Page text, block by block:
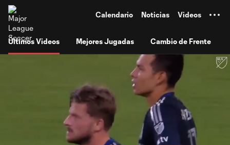
Calendario Noticias Videos
Últimos Videos Mejores Jugadas Cambio de Frente